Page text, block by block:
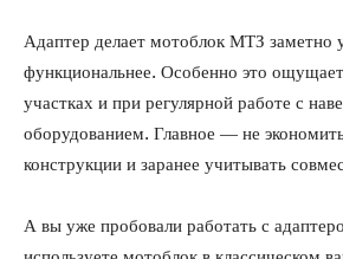
Адаптер делает мотоблок МТЗ заметно
функциональнее. Особенно это
участках и при регулярной работе с
оборудованием. Главное — не
конструкции и заранее учитывать
А вы уже пробовали работать с